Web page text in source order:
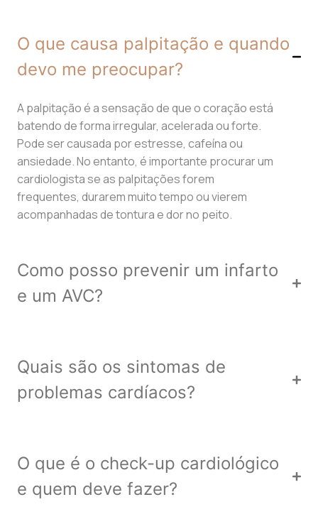
O que causa palpitação e quando
devo me preocupar?
A palpitação é a sensação de que o coração está
batendo de forma irregular, acelerada ou forte.
Pode ser causada por estresse, cafeína ou
ansiedade. No entanto, é importante procurar um
cardiologista se as palpitações forem
frequentes, durarem muito tempo ou vierem
acompanhadas de tontura e dor no peito.
Como posso prevenir um infarto
e um AVC?
Quais são os sintomas de
problemas cardíacos?
O que é o check-up cardiológico
e quem deve fazer?